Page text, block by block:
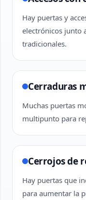
Hay puertas y
electrónicos junto
tradicionales.
Cerraduras
Muchas puertas
multipunto para
Cerrojos de
Hay puertas que
para aumentar la